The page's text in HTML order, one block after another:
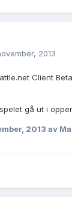
2013
Client
gå ut i
2013 av